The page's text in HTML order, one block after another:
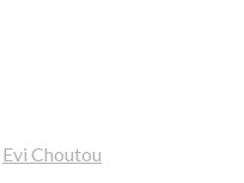
Evi Choutou